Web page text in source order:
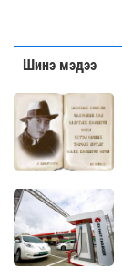
Шинэ мэдээ